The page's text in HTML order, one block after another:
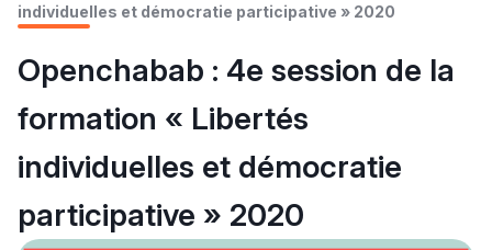
individuelles et démocratie participative » 2020
Openchabab : 4e session de la
formation « Libertés
individuelles et démocratie
participative » 2020